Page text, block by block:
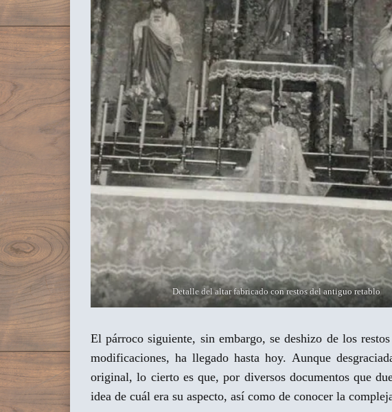
Detalle del altar fabricado con restos del antiguo retablo
El párroco siguiente, sin embargo, se deshizo de los
modificaciones, ha llegado hasta hoy. Aunque
original, lo cierto es que, por diversos documentos que
idea de cuál era su aspecto, así como de conocer la